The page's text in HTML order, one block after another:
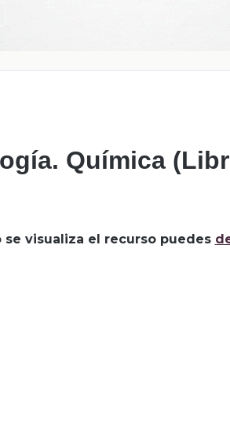
Química
se visualiza el recurso puedes